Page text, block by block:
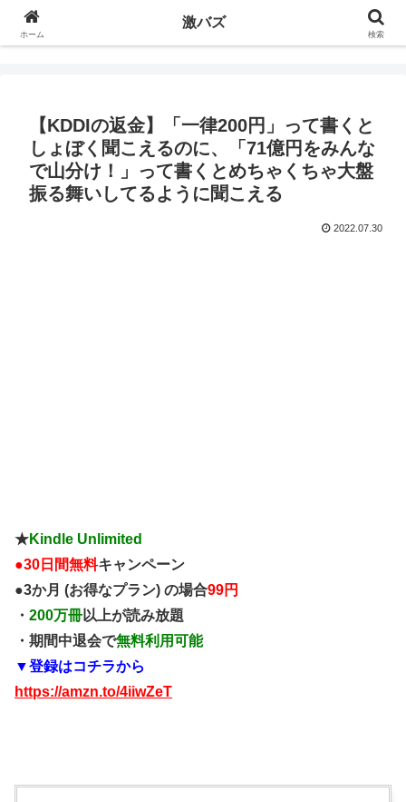
【KDDIの返金】「一律200円」って書くと
しょぼく聞こえるのに、「71億円をみんな
で山分け！」って書くとめちゃくちゃ大盤
振る舞いしてるように聞こえる
2022.07.30
★Kindle Unlimited
●30日間無料キャンペーン
●3か月 (お得なプラン) の場合99円
・ 200万冊以上が読み放題
・期間中退会で無料利用可能
▼登録はコチラから
https://amzn.to/4iiwZeT
ホーム
激バズ
検索